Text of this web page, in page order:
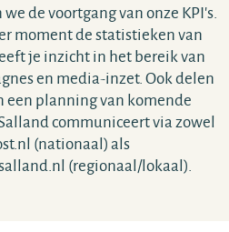
de voortgang van onze KPI's.
moment de statistieken van
je inzicht in het bereik van
en media-inzet. Ook delen
planning van komende
communiceert via zowel
(nationaal) als
(regionaal/lokaal).